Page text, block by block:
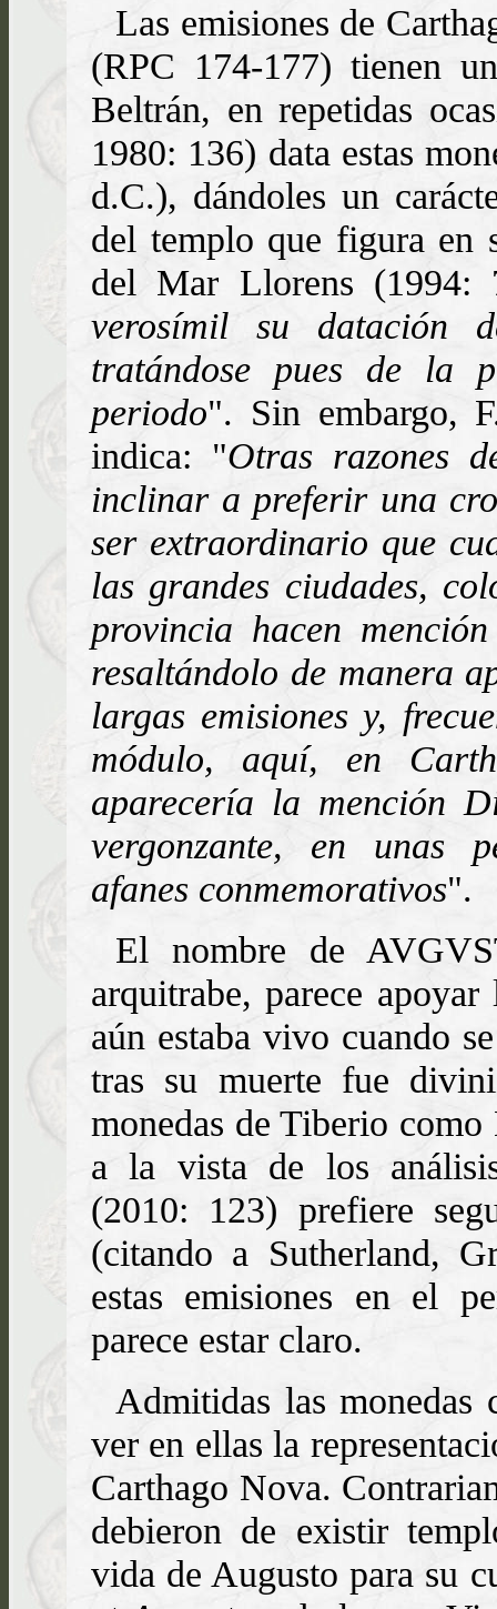
Las emisiones de
(RPC 174-177) tienen
Beltrán, en repetidas
1980: 136) data estas
d.C.), dándoles un
del templo que figura en
del Mar Llorens
verosímil su datación
tratándose pues de la
periodo". Sin embargo,
indica: "Otras razones
inclinar a preferir una
ser extraordinario que
las grandes ciudades,
provincia hacen
resaltándolo de manera
largas emisiones y,
módulo, aquí, en
aparecería la mención
vergonzante, en unas
afanes conmemorativos".
El nombre de
arquitrabe, parece
aún estaba vivo cuando
tras su muerte fue
monedas de Tiberio
a la vista de los
(2010: 123) prefiere
(citando a Sutherland,
estas emisiones en el
parece estar claro.
Admitidas las monedas
ver en ellas la
Carthago Nova.
debieron de existir
vida de Augusto para su